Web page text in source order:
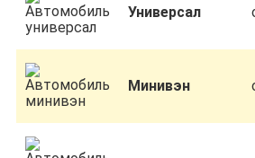
Универсал
Минивэн